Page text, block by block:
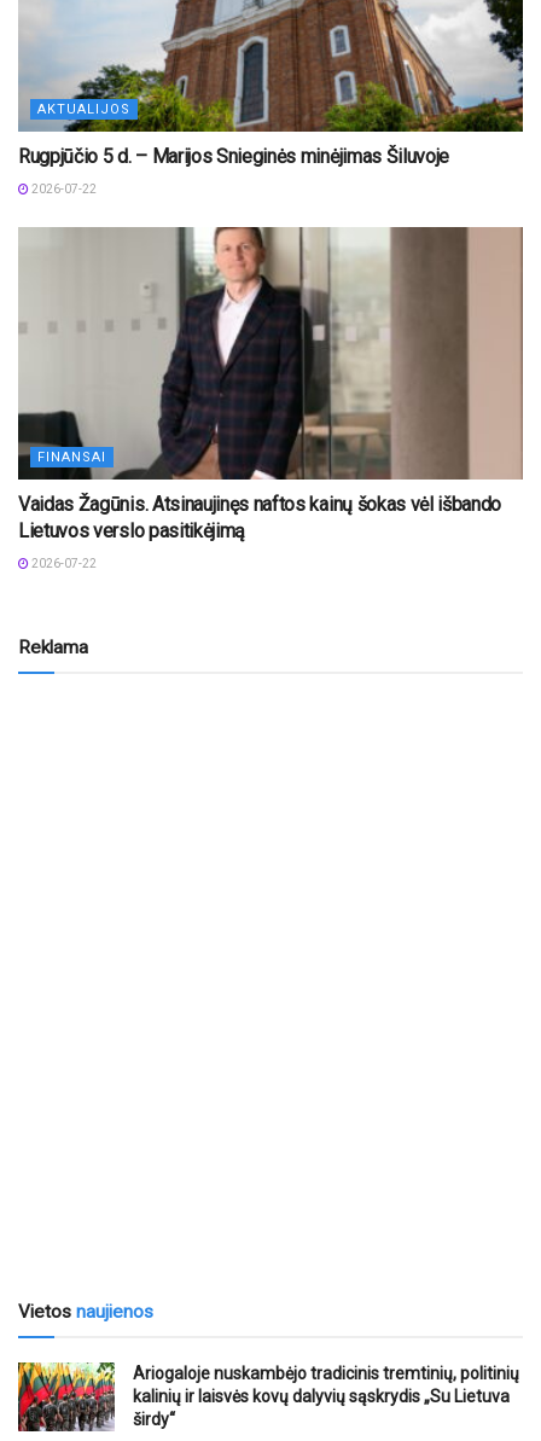
AKTUALIJOS
Rugpjūčio 5 d. – Marijos Snieginės minėjimas Šiluvoje
2026-07-22
FINANSAI
Vaidas Žagūnis. Atsinaujinęs naftos kainų šokas vėl išbando
Lietuvos verslo pasitikėjimą
2026-07-22
Reklama
Vietos naujienos
Ariogaloje nuskambėjo tradicinis tremtinių, politinių
kalinių ir laisvės kovų dalyvių sąskrydis „Su Lietuva
širdy“